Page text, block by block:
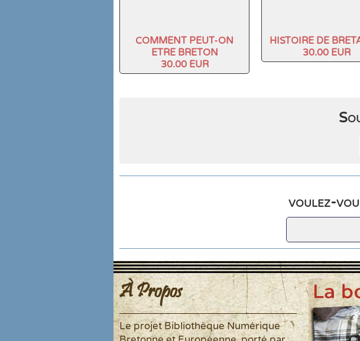
COMMENT PEUT-ON
ETRE BRETON
30.00 EUR
HISTOIRE DE
30.00 EUR
voulez-
À Propos
Le projet Bibliothèque Numérique